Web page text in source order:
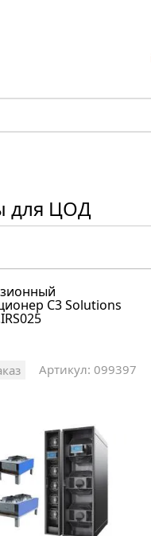
для ЦОД
C3 Solutions
Артикул: 099397